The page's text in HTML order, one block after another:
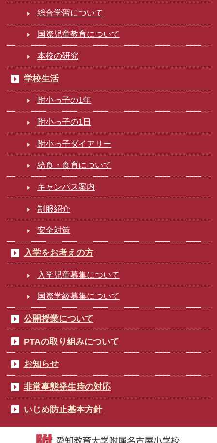
総合学習について
国際児童教育について
本校の研究
学校生活
附小っ子の1年
附小っ子の1日
附小っ子ダイアリー
給食・食育について
キャンパス案内
制服紹介
安全対策
入学をお考えの方
入学児童募集について
国際学級募集について
公開授業について
PTAの取り組みについて
お知らせ
非常事態発生時の対応
いじめ防止基本方針